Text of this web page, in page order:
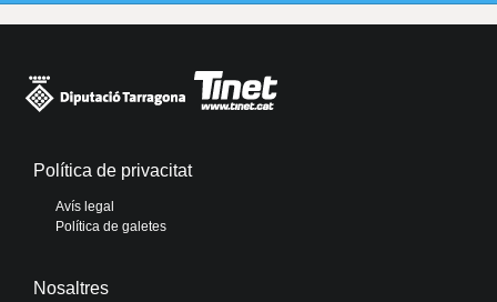
Política de privacitat
Avís legal
Política de galetes
Nosaltres